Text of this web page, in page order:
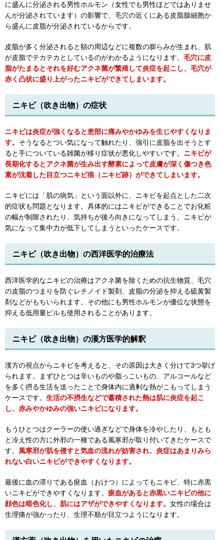
に盛んに分泌される男性ホルモン（女性でも男性ほどではありませ
んが分泌されています）の影響で、毛穴の近くにある皮脂腺細胞か
ら盛んに皮脂が分泌されているからです。
皮脂が多く分泌されると額の周辺などに複数の膨らみが生まれ、肌
が皮脂でテカテカとしているのがわかるようになります。 毛穴に皮
脂がたまるとそれを好むアクネ菌が繁殖して炎症を起こし、毛穴が
赤く凸状に盛り上がったニキビができてしまいます。
ニキビ（吹き出物）の症状
ニキビは炎症が強くなると患部に痛みやかゆみを生じやすくなりま
す。 そうなるとつい気になって触れたり、強引に皮脂を出そうとす
ると手についている雑菌が移り症状が悪化しやすいです。 ニキビが
長期化するとアクネ菌が生み出す酵素によって皮膚が深く傷つき色
素が沈着した目立つニキビ痕（ニキビ跡）ができてしまいます。
ニキビには「肌の病気」という面以外に、ニキビを起点とした二次
的症状も問題となります。具体的にはニキビができることでお化粧
の幅が制限されたり、気持ちが後ろ向きになってしまう、ニキビが
気になって集中力が低下してしまうといったケースです。
ニキビ（吹き出物）の西洋医学的治療法
西洋医学的なニキビの治療はアクネ菌を除くための抗生物質、毛穴
の皮脂のつまりを防ぐレチノイド製剤、皮脂の分泌を抑える硫黄製
剤などがもちいられます。その他にも男性ホルモンが優位な状態を
抑える低用量ピルも使用されることがあります。
ニキビ（吹き出物）の漢方医学的解釈
漢方の視点からニキビを考えると、その原因は大きく分けて3つ挙げ
られます。まずひとつは辛いものや脂っこいもの、アルコールなど
を多く摂る生活を送ったことで身体内に過剰な熱がこもってしまう
ケースです。 生活の不摂生などで蓄積された熱は肌に炎症を起こ
し、赤みやかゆみの強いニキビになります。
もうひとつはクーラーの使い過ぎなどで身体を冷やしたり、もとも
と冷え性の方に外邪の一種である風寒邪が取り付いてきたケースで
す。 風寒邪が肌を侵すと気血の流れが妨害され、炎症はあまりみら
れない白いニキビができやすくなります。
最後に血の滞りである瘀血（おけつ）によってもニキビ、特に赤黒
いニキビができやすくなります。 瘀血があると赤黒いニキビの他に
顔色は暗色化し、肌にはアザができやすくなります。 女性の場合は
生理痛が強かったり、生理不順が目立つようになります。